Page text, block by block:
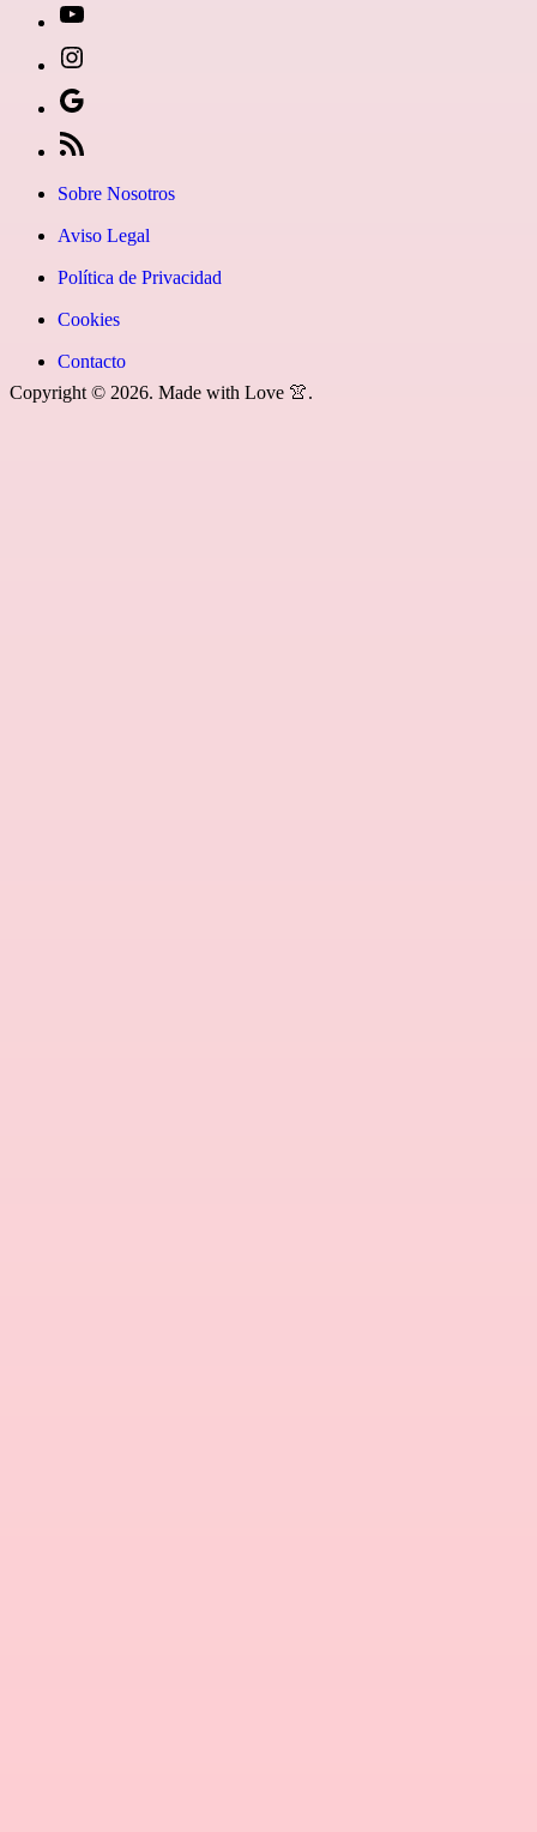
entradas
Copyright © 2026. Made with Love 👚.
instagram»]
fa-
youtube»]
Google
News
icon
icon=»fa
fa-
rss»]
Sobre Nosotros
Aviso Legal
Política de Privacidad
Cookies
Contacto